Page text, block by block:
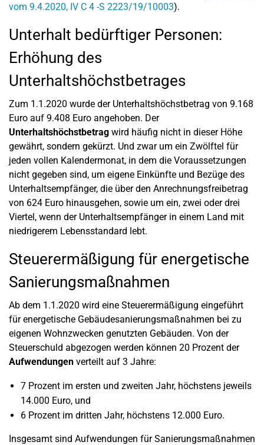
vom 9.4.2020, IV C 4 -S 2223/19/10003).
Unterhalt bedürftiger Personen:
Erhöhung des
Unterhaltshöchstbetrages
Zum 1.1.2020 wurde der Unterhaltshöchstbetrag von 9.168
Euro auf 9.408 Euro angehoben. Der
Unterhaltshöchstbetrag wird häufig nicht in dieser Höhe
gewährt, sondern gekürzt. Und zwar um ein Zwölftel für
jeden vollen Kalendermonat, in dem die Voraussetzungen
nicht gegeben sind, um eigene Einkünfte und Bezüge des
Unterhaltsempfänger, die über den Anrechnungsfreibetrag
von 624 Euro hinausgehen, sowie um ein, zwei oder drei
Viertel, wenn der Unterhaltsempfänger in einem Land mit
niedrigerem Lebensstandard lebt.
Steuerermäßigung für energetische
Sanierungsmaßnahmen
Ab dem 1.1.2020 wird eine Steuerermäßigung eingeführt
für energetische Gebäudesanierungsmaßnahmen bei zu
eigenen Wohnzwecken genutzten Gebäuden. Von der
Steuerschuld abgezogen werden können 20 Prozent der
Aufwendungen verteilt auf 3 Jahre:
7 Prozent im ersten und zweiten Jahr, höchstens jeweils
14.000 Euro, und
6 Prozent im dritten Jahr, höchstens 12.000 Euro.
Insgesamt sind Aufwendungen für Sanierungsmaßnahmen